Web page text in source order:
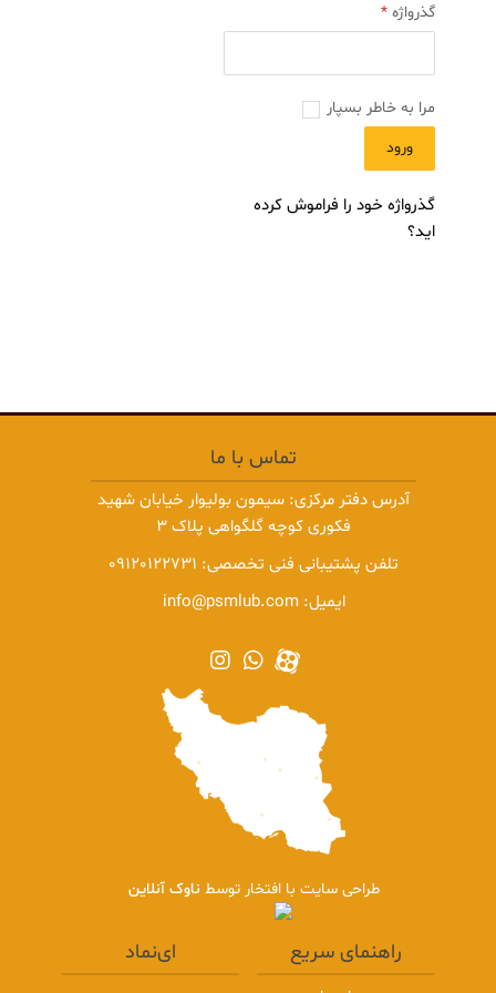
انواع چسب
چسب های صنعتی
چسب های ساختمانی
انواع اسپری
معرفی شرکت
اهداف و چشم انداز
اعضای هیئت مدیره
راهنمای فروشگاه
روش های پرداخت
روش های دریافت کالا
ضمانت بازگشت کالا
مجله اینترنتی
مقالات روانساز
مقالات گریس
مقالات چسب
مقالات اسپری
گذرواژه *الزامی
مرا به خاطر بسپار
ورود
گذرواژه خود را فراموش کرده
اید؟
تماس با ما
آدرس دفتر مرکزی: سیمون بولیوار خیابان شهید
فکوری کوچه گلگواهی پلاک 3
تلفن پشتیبانی فنی تخصصی: 09120122731
ایمیل:info@psmlub.com
طراحی سایت با افتخار توسط ناوک آنلاین
راهنمای سریع ای‌نماد